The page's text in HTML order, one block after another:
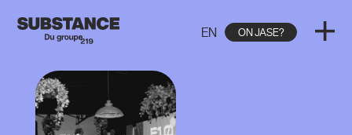
EN ON JASE?